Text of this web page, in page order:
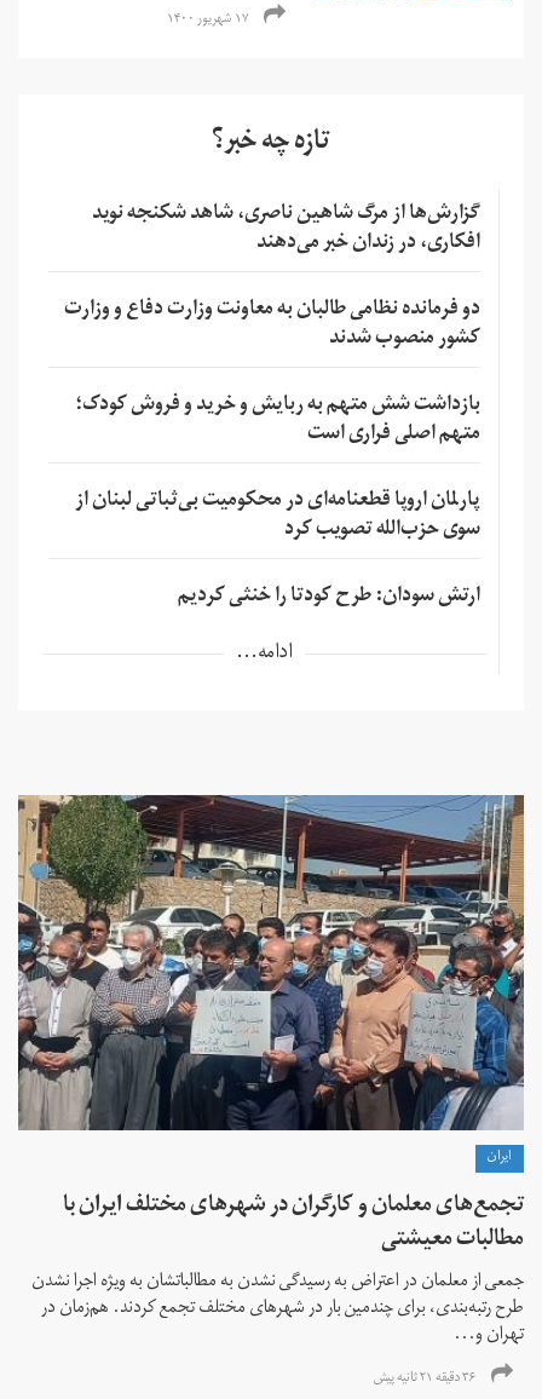
۱۷ شهریور ۱۴۰۰
تازه چه خبر؟
گزارش‌ها از مرگ شاهین ناصری، شاهد شکنجه نوید
افکاری، در زندان خبر می‌دهند
دو فرمانده نظامی طالبان به معاونت وزارت دفاع و وزارت
کشور منصوب شدند
بازداشت شش متهم به ربایش و خرید و فروش کودک؛
متهم اصلی فراری است
پارلمان اروپا قطعنامه‌ای در محکومیت بی‌ثباتی لبنان از
سوی حزب‌الله تصویب کرد
ارتش سودان: طرح کودتا را خنثی کردیم
ادامه...
ايران
تجمع‌های معلمان و کارگران در شهرهای مختلف ایران با
مطالبات معیشتی
جمعی از معلمان در اعتراض به رسیدگی نشدن به مطالباتشان به ویژه اجرا نشدن
طرح رتبه‌بندی، برای چندمین بار در شهرهای مختلف تجمع کردند. هم‌زمان در
تهران و...
۳۶ دقیقه ۲۱ ثانیه پیش